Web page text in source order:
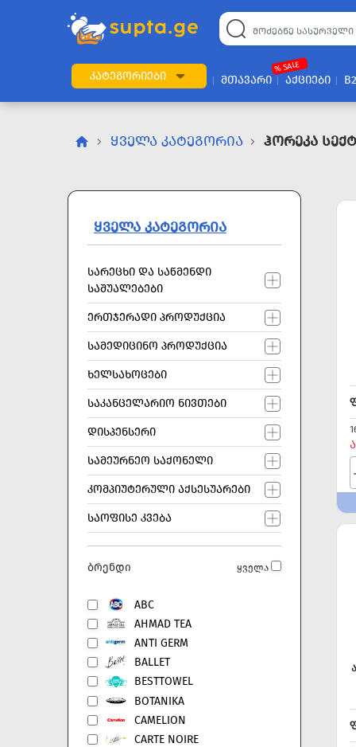
ᲙᲐᲢᲔᲒᲝᲠᲘᲔᲑᲘ ᲛᲗᲐᲕᲐᲠᲘ ᲐᲥᲪᲘᲔᲑᲘ
% SALE
ᲧᲕᲔᲚᲐ ᲙᲐᲢᲔᲒᲝᲠᲘᲐ Ჰორეკა
ᲧᲕᲔᲚᲐ ᲙᲐᲢᲔᲒᲝᲠᲘᲐ
ᲡᲐᲠᲔᲪᲮᲘ ᲓᲐ ᲡᲐᲬᲛᲔᲜᲓᲘ
ᲡᲐᲨᲣᲐᲚᲔᲑᲔᲑᲘ
ᲔᲠᲗᲯᲔᲠᲐᲓᲘ ᲞᲠᲝᲓᲣᲥᲪᲘᲐ
ᲡᲐᲛᲔᲓᲘᲪᲘᲜᲝ ᲞᲠᲝᲓᲣᲥᲪᲘᲐ
ᲮᲔᲚᲡᲐᲮᲝᲪᲔᲑᲘ
ᲡᲐᲙᲐᲜᲪᲔᲚᲐᲠᲘᲝ ᲜᲘᲕᲗᲔᲑᲘ
ᲓᲘᲡᲞᲔᲜᲡᲔᲠᲘ
ᲡᲐᲛᲔᲣᲠᲜᲔᲝ ᲡᲐᲥᲝᲜᲔᲚᲘ
ᲙᲝᲛᲞᲘᲣᲢᲔᲠᲣᲚᲘ ᲐᲥᲡᲔᲡᲣᲐᲠᲔᲑᲘ
ᲡᲐᲝᲤᲘᲡᲔ ᲙᲕᲔᲑᲐ
ბრენდი ყველა
ABC
AHMAD TEA
ANTI GERM
BALLET
BESTTOWEL
BOTANIKA
CAMELION
CARTE NOIRE